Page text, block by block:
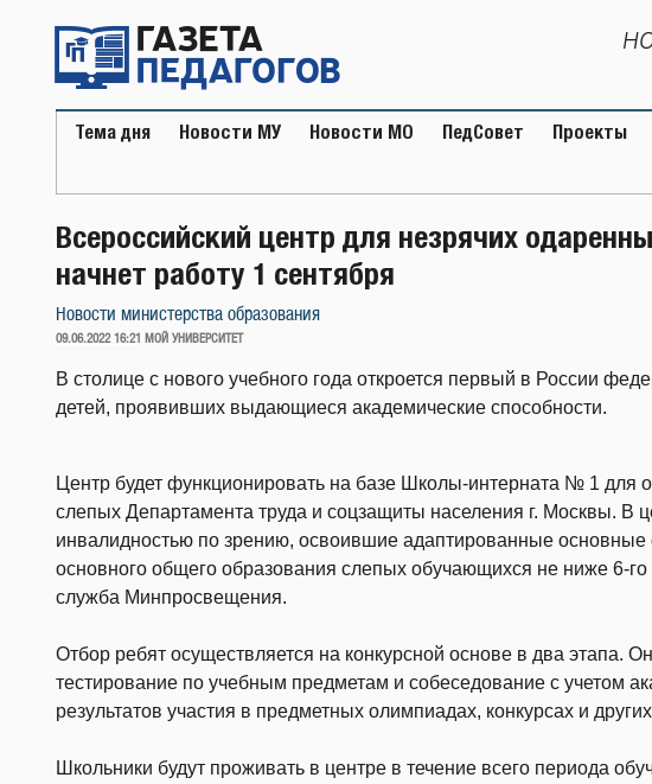
содержимому
Тема дня Новости МУ Новости МО ПедСовет Проекты
Всероссийский центр для незрячих
начнет работу 1 сентября
Новости министерства образования
ОПУБЛИКОВАНО
09.06.2022 16:21 МОЙ УНИВЕРСИТЕТ
В столице с нового учебного года откроется первый в России
детей, проявивших выдающиеся академические способности.
Центр будет функционировать на базе Школы-интерната № 1 для
слепых Департамента труда и соцзащиты населения г. Москвы. В
инвалидностью по зрению, освоившие адаптированные
основного общего образования слепых обучающихся не ниже 6-го
служба Минпросвещения.
Отбор ребят осуществляется на конкурсной основе в два этапа.
тестирование по учебным предметам и собеседование с учетом
результатов участия в предметных олимпиадах, конкурсах и
Школьники будут проживать в центре в течение всего периода